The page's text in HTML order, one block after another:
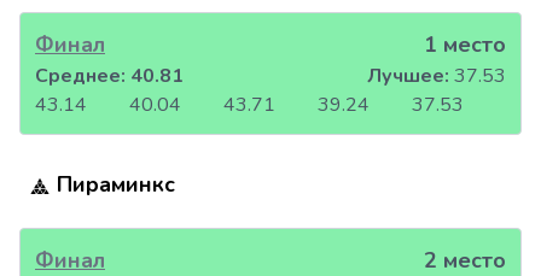
Финал 1 место
43.14 40.04 43.71 39.24 37.53
Среднее: 40.81 Лучшее: 37.53
Пираминкс
Финал 2 место